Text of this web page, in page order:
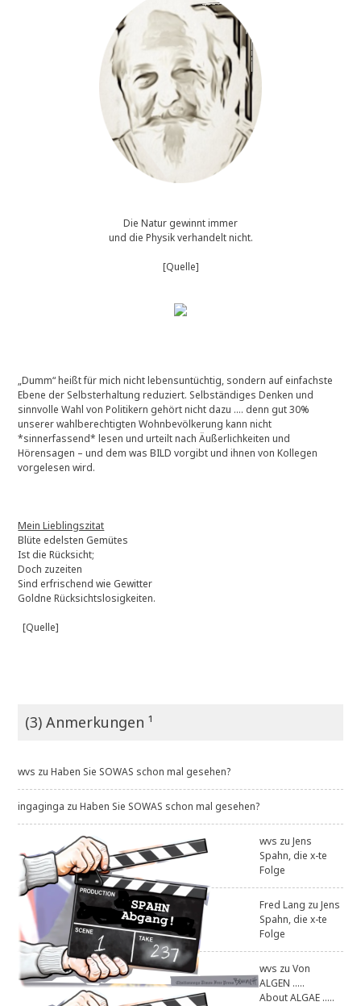
Die Natur gewinnt immer
und die Physik verhandelt nicht.
[Quelle]
„Dumm“ heißt für mich nicht lebensuntüchtig, sondern auf einfachste
Ebene der Selbsterhaltung reduziert. Selbständiges Denken und
sinnvolle Wahl von Politikern gehört nicht dazu …. denn gut 30%
unserer wahlberechtigten Wohnbevölkerung kann nicht
*sinnerfassend* lesen und urteilt nach Äußerlichkeiten und
Hörensagen – und dem was BILD vorgibt und ihnen von Kollegen
vorgelesen wird.
Mein Lieblingszitat
Blüte edelsten Gemütes
Ist die Rücksicht;
Doch zuzeiten
Sind erfrischend wie Gewitter
Goldne Rücksichtslosigkeiten.
[Quelle]
(3) Anmerkungen ¹
wvs zuHaben Sie SOWAS schon mal gesehen?
ingaginga zuHaben Sie SOWAS schon mal gesehen?
wvs zuJens
Spahn, die x-te
Folge
Fred Lang zuJens
Spahn, die x-te
Folge
wvs zuVon
ALGEN .....
About ALGAE .....